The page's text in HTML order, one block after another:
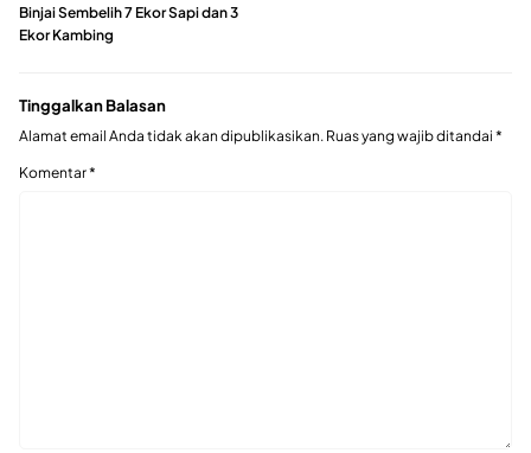
Binjai Sembelih 7 Ekor Sapi dan 3
Ekor Kambing
Tinggalkan Balasan
Alamat email Anda tidak akan dipublikasikan. Ruas yang wajib ditandai *
Komentar*